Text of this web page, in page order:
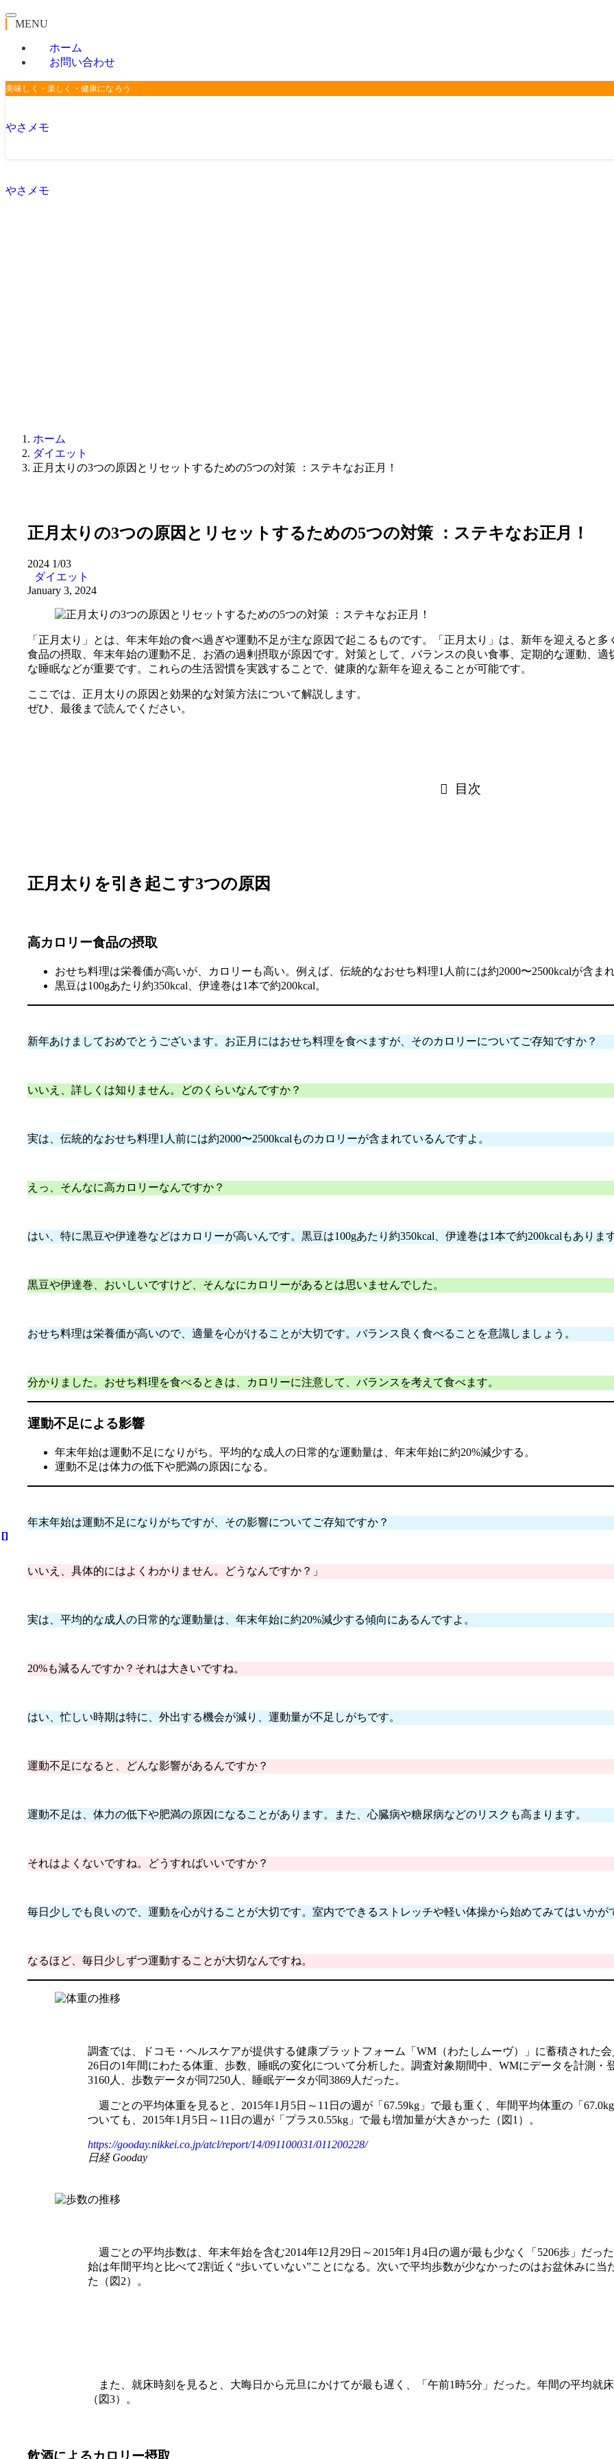
MENU
ホーム
お問い合わせ
美味しく・楽しく・健康になろう
やさメモ
やさメモ
ホーム
ダイエット
正月太りの3つの原因とリセットするための5つの対策 ：ステキなお正月！
正月太りの3つの原因とリセットするための5つの対策 ：ステキなお正月！
2024 1/03
ダイエット
January 3, 2024
「正月太り」とは、年末年始の食べ過ぎや運動不足が主な原因で起こるものです。「正月太り」は、新年を迎えると
食品の摂取、年末年始の運動不足、お酒の過剰摂取が原因です。対策として、バランスの良い食事、定期的な運動、
な睡眠などが重要です。これらの生活習慣を実践することで、健康的な新年を迎えることが可能です。
ここでは、正月太りの原因と効果的な対策方法について解説します。
ぜひ、最後まで読んでください。
目次
正月太りを引き起こす3つの原因
高カロリー食品の摂取
おせち料理は栄養価が高いが、カロリーも高い。例えば、伝統的なおせち料理1人前には約2000〜2500kcalが含ま
黒豆は100gあたり約350kcal、伊達巻は1本で約200kcal。
新年あけましておめでとうございます。お正月にはおせち料理を食べますが、そのカロリーについてご存知ですか？
いいえ、詳しくは知りません。どのくらいなんですか？
実は、伝統的なおせち料理1人前には約2000〜2500kcalものカロリーが含まれているんですよ。
えっ、そんなに高カロリーなんですか？
はい、特に黒豆や伊達巻などはカロリーが高いんです。黒豆は100gあたり約350kcal、伊達巻は1本で約200kcalもありま
黒豆や伊達巻、おいしいですけど、そんなにカロリーがあるとは思いませんでした。
おせち料理は栄養価が高いので、適量を心がけることが大切です。バランス良く食べることを意識しましょう。
分かりました。おせち料理を食べるときは、カロリーに注意して、バランスを考えて食べます。
運動不足による影響
年末年始は運動不足になりがち。平均的な成人の日常的な運動量は、年末年始に約20%減少する。
運動不足は体力の低下や肥満の原因になる。
年末年始は運動不足になりがちですが、その影響についてご存知ですか？
いいえ、具体的にはよくわかりません。どうなんですか？」
実は、平均的な成人の日常的な運動量は、年末年始に約20%減少する傾向にあるんですよ。
20%も減るんですか？それは大きいですね。
はい、忙しい時期は特に、外出する機会が減り、運動量が不足しがちです。
運動不足になると、どんな影響があるんですか？
運動不足は、体力の低下や肥満の原因になることがあります。また、心臓病や糖尿病などのリスクも高まります。
それはよくないですね。どうすればいいですか？
毎日少しでも良いので、運動を心がけることが大切です。室内でできるストレッチや軽い体操から始めてみてはいかが
なるほど、毎日少しずつ運動することが大切なんですね。
調査では、ドコモ・ヘルスケアが提供する健康プラットフォーム「WM（わたしムーヴ）」に蓄積された会
26日の1年間にわたる体重、歩数、睡眠の変化について分析した。調査対象期間中、WMにデータを計測・
3160人、歩数データが同7250人、睡眠データが同3869人だった。
週ごとの平均体重を見ると、2015年1月5日～11日の週が「67.59kg」で最も重く、年間平均体重の「
ついても、2015年1月5日～11日の週が「プラス0.55kg」で最も増加量が大きかった（図1）。
https://gooday.nikkei.co.jp/atcl/report/14/091100031/011200228/
日経 Gooday
週ごとの平均歩数は、年末年始を含む2014年12月29日～2015年1月4日の週が最も少なく「5206歩」だっ
始は年間平均と比べて2割近く“歩いていない”ことになる。次いで平均歩数が少なかったのはお盆休みに当
た（図2）。
また、就床時刻を見ると、大晦日から元旦にかけてが最も遅く、「午前1時5分」だった。年間の平均就
（図3）。
飲酒によるカロリー摂取